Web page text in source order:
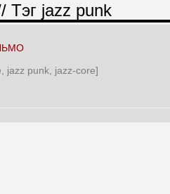
Тэг jazz punk
jazz punk, jazz-core]